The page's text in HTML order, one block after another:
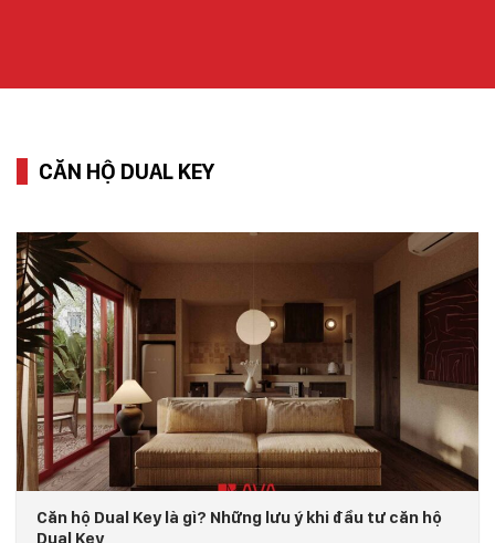
CĂN HỘ DUAL KEY
Căn hộ Dual Key là gì? Những lưu ý khi đầu tư căn hộ
Dual Key